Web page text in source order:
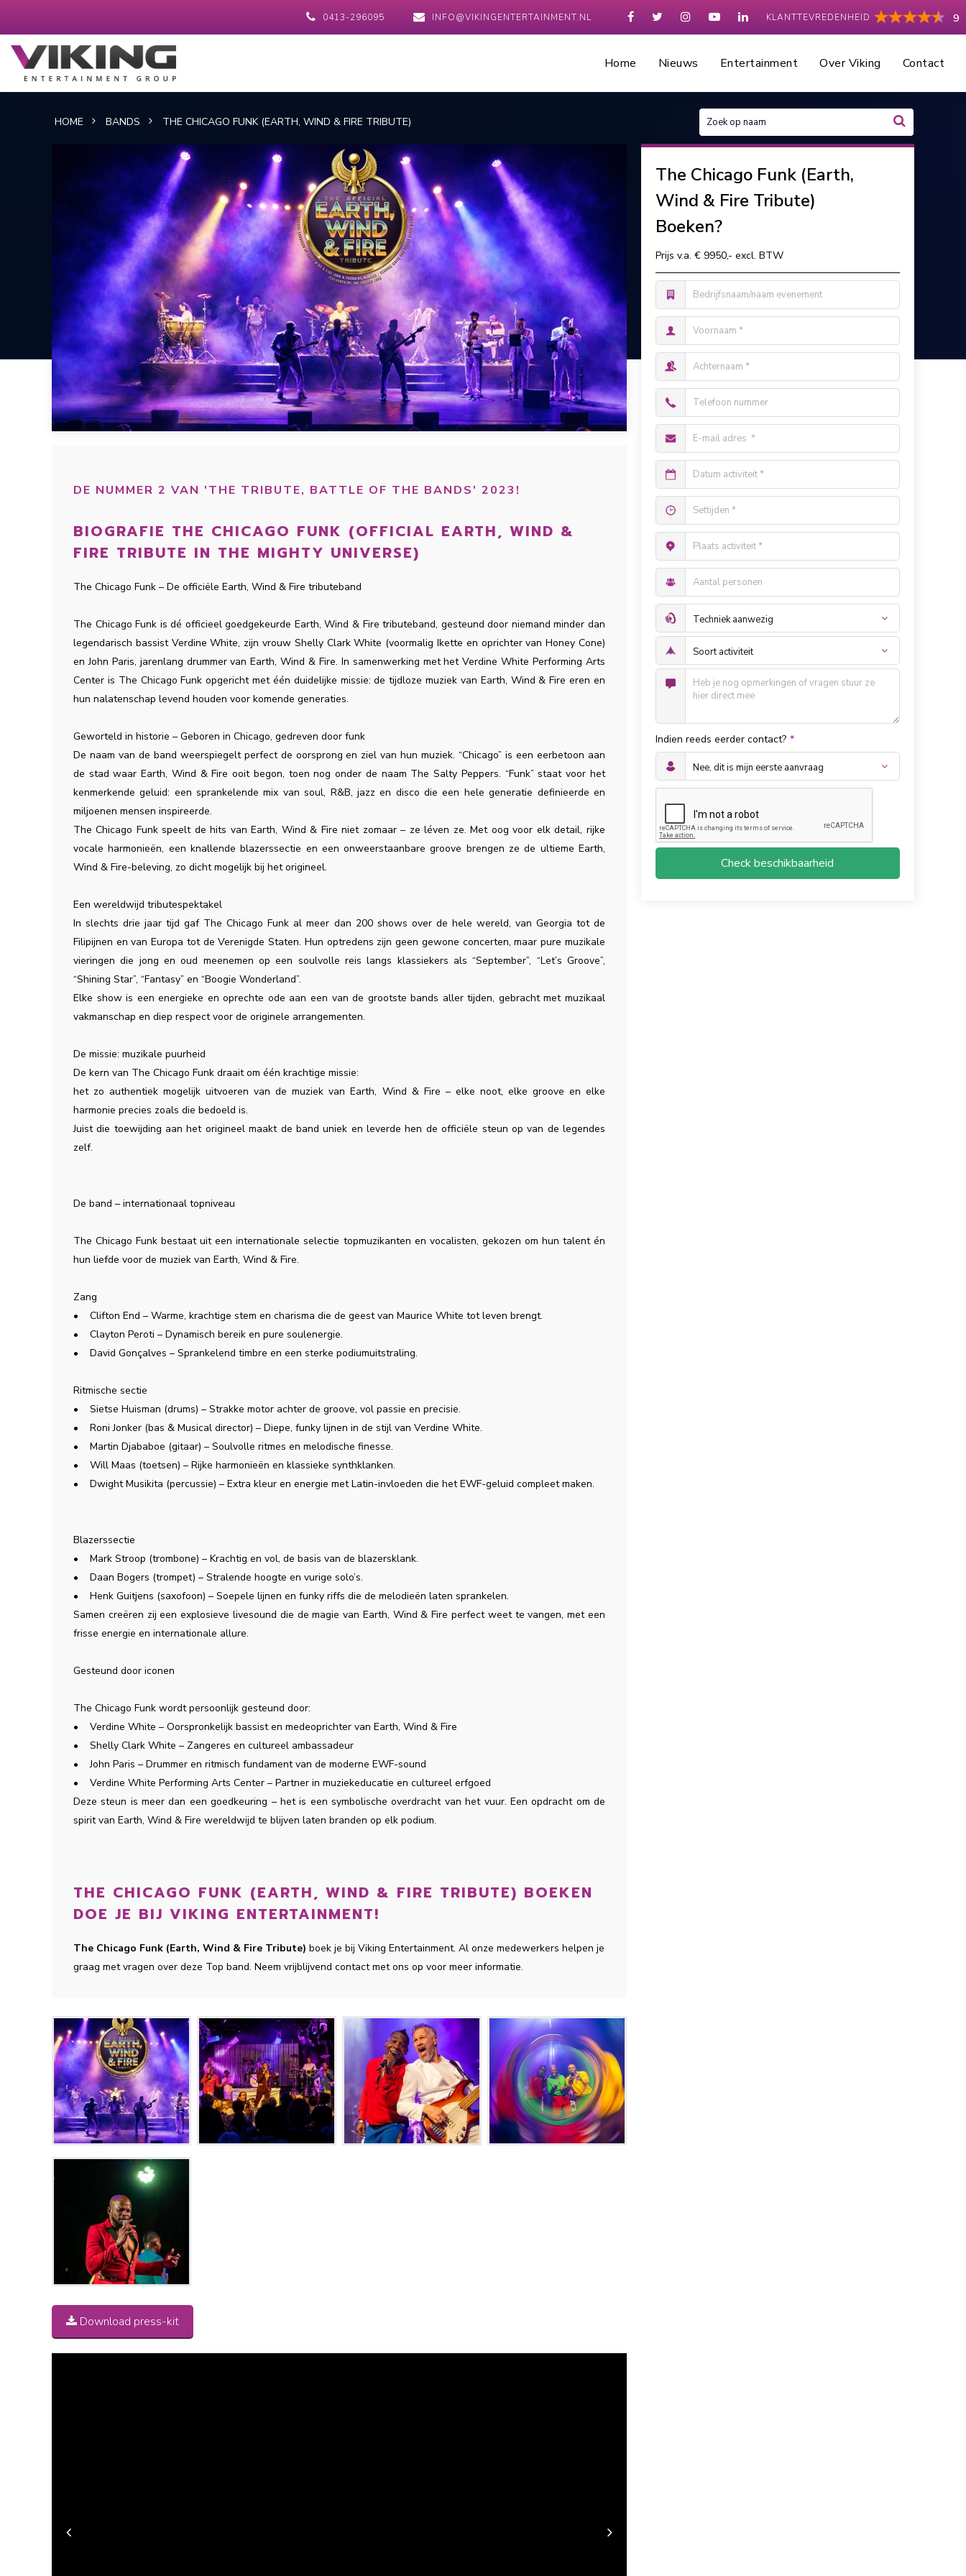
KLANTTEVREDENHEID 9
0413-296095 INFO@VIKINGENTERTAINMENT.NL
Home Nieuws Entertainment Over Viking Contact
HOME BANDS THE CHICAGO FUNK (EARTH, WIND & FIRE TRIBUTE)
DE NUMMER 2 VAN 'THE TRIBUTE, BATTLE OF THE BANDS' 2023!
BIOGRAFIE THE CHICAGO FUNK (OFFICIAL EARTH, WIND &
FIRE TRIBUTE IN THE MIGHTY UNIVERSE)
The Chicago Funk – De officiële Earth, Wind & Fire tributeband
The Chicago Funk is dé officieel goedgekeurde Earth, Wind & Fire tributeband, gesteund door niemand minder dan
legendarisch bassist Verdine White, zijn vrouw Shelly Clark White (voormalig Ikette en oprichter van Honey Cone)
en John Paris, jarenlang drummer van Earth, Wind & Fire. In samenwerking met het Verdine White Performing Arts
Center is The Chicago Funk opgericht met één duidelijke missie: de tijdloze muziek van Earth, Wind & Fire eren en
hun nalatenschap levend houden voor komende generaties.
Geworteld in historie – Geboren in Chicago, gedreven door funk
De naam van de band weerspiegelt perfect de oorsprong en ziel van hun muziek. “Chicago” is een eerbetoon aan
de stad waar Earth, Wind & Fire ooit begon, toen nog onder de naam The Salty Peppers. “Funk” staat voor het
kenmerkende geluid: een sprankelende mix van soul, R&B, jazz en disco die een hele generatie definieerde en
miljoenen mensen inspireerde.
The Chicago Funk speelt de hits van Earth, Wind & Fire niet zomaar – ze léven ze. Met oog voor elk detail, rijke
vocale harmonieën, een knallende blazerssectie en een onweerstaanbare groove brengen ze de ultieme Earth,
Wind & Fire-beleving, zo dicht mogelijk bij het origineel.
Een wereldwijd tributespektakel
In slechts drie jaar tijd gaf The Chicago Funk al meer dan 200 shows over de hele wereld, van Georgia tot de
Filipijnen en van Europa tot de Verenigde Staten. Hun optredens zijn geen gewone concerten, maar pure muzikale
vieringen die jong en oud meenemen op een soulvolle reis langs klassiekers als “September”, “Let’s Groove”,
“Shining Star”, “Fantasy” en “Boogie Wonderland”.
Elke show is een energieke en oprechte ode aan een van de grootste bands aller tijden, gebracht met muzikaal
vakmanschap en diep respect voor de originele arrangementen.
De missie: muzikale puurheid
De kern van The Chicago Funk draait om één krachtige missie:
het zo authentiek mogelijk uitvoeren van de muziek van Earth, Wind & Fire – elke noot, elke groove en elke
harmonie precies zoals die bedoeld is.
Juist die toewijding aan het origineel maakt de band uniek en leverde hen de officiële steun op van de legendes
zelf.
De band – internationaal topniveau
The Chicago Funk bestaat uit een internationale selectie topmuzikanten en vocalisten, gekozen om hun talent én
hun liefde voor de muziek van Earth, Wind & Fire.
Zang
• Clifton End – Warme, krachtige stem en charisma die de geest van Maurice White tot leven brengt.
• Clayton Peroti – Dynamisch bereik en pure soulenergie.
• David Gonçalves – Sprankelend timbre en een sterke podiumuitstraling.
Ritmische sectie
• Sietse Huisman (drums) – Strakke motor achter de groove, vol passie en precisie.
• Roni Jonker (bas & Musical director) – Diepe, funky lijnen in de stijl van Verdine White.
• Martin Djababoe (gitaar) – Soulvolle ritmes en melodische finesse.
• Will Maas (toetsen) – Rijke harmonieën en klassieke synthklanken.
• Dwight Musikita (percussie) – Extra kleur en energie met Latin-invloeden die het EWF-geluid compleet maken.
Blazerssectie
• Mark Stroop (trombone) – Krachtig en vol, de basis van de blazersklank.
• Daan Bogers (trompet) – Stralende hoogte en vurige solo’s.
• Henk Guitjens (saxofoon) – Soepele lijnen en funky riffs die de melodieën laten sprankelen.
Samen creëren zij een explosieve livesound die de magie van Earth, Wind & Fire perfect weet te vangen, met een
frisse energie en internationale allure.
Gesteund door iconen
The Chicago Funk wordt persoonlijk gesteund door:
• Verdine White – Oorspronkelijk bassist en medeoprichter van Earth, Wind & Fire
• Shelly Clark White – Zangeres en cultureel ambassadeur
• John Paris – Drummer en ritmisch fundament van de moderne EWF-sound
• Verdine White Performing Arts Center – Partner in muziekeducatie en cultureel erfgoed
Deze steun is meer dan een goedkeuring – het is een symbolische overdracht van het vuur. Een opdracht om de
spirit van Earth, Wind & Fire wereldwijd te blijven laten branden op elk podium.
THE CHICAGO FUNK (EARTH, WIND & FIRE TRIBUTE) BOEKEN
DOE JE BIJ VIKING ENTERTAINMENT!
The Chicago Funk (Earth, Wind & Fire Tribute) boek je bij Viking Entertainment. Al onze medewerkers helpen je
graag met vragen over deze Top band. Neem vrijblijvend contact met ons op voor meer informatie.
Download press-kit
The Chicago Funk (Earth,
Wind & Fire Tribute)
Boeken?
Prijs v.a. € 9950,- excl. BTW
Indien reeds eerder contact? *
Check beschikbaarheid